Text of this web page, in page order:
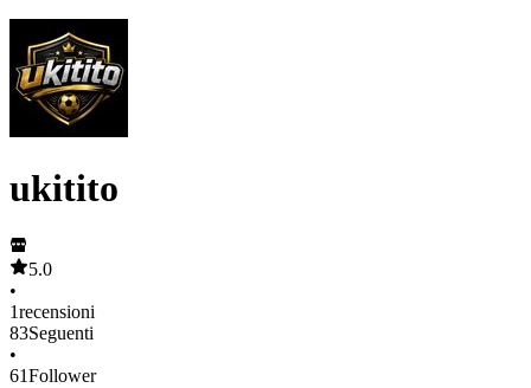
ukitito
5.0
•
1recensioni
83Seguenti
•
61Follower